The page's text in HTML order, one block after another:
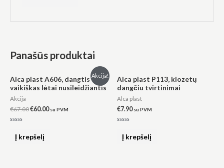
Panašūs produktai
Akcija!
Alca plast A606, dangtis
vaikiškas lėtai nusileidžiantis
Akcija
€67.00
price
was:
€60.00
price
is:
su PVM
Į krepšelį
Alca plast P113, klozetų
dangčiu tvirtinimai
Alca plast
€7.90 su PVM
Į krepšelį